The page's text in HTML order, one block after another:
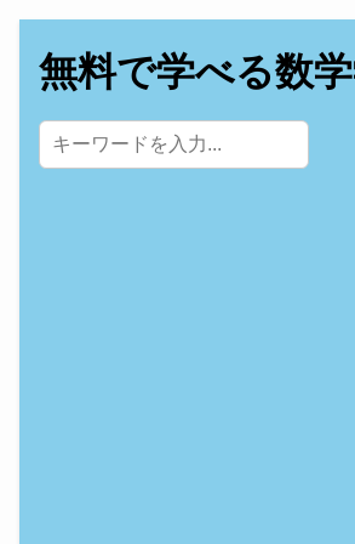
無料で学べる数
サイト内検索